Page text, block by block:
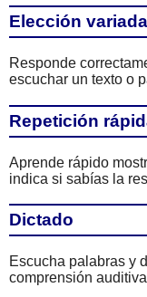
Elección variada
Responde
escuchar un texto o
Repetición
Aprende rápido
indica si sabías la
Dictado
Escucha palabras y
comprensión